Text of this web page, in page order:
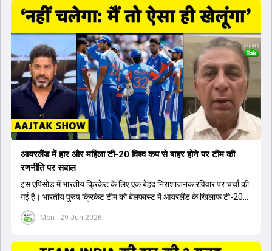
बढ़ा. मैच के बाद कप्तान ने पिच का सही आकलन न कर पाने की बात स्वीकार की.
इस चर्चा में टीम प्रबंधन के फैसलों, लगातार बदलावों, डॉट गेंदों और नए खिलाड़ियों
को मौका न देने पर विश्लेषण किया गया है. इसके साथ ही, लॉर्ड्स में 170 रन डिफेंड
करने में नाकाम रहने के बाद भारतीय महिला टीम भी टी20 वर्ल्ड कप से बाहर हो गई
है. खेल विशेषज्ञ अब इंग्लैंड के खिलाफ आगामी सीरीज के लिए टीम में बदलाव और
रणनीतिक सुधार की मांग कर रहे हैं.
Mon - 29 Jun 2026
आयरलैंड में हार और महिला टी-20 विश्व कप से बाहर होने पर टीम की
रणनीति पर सवाल
इस एपिसोड में भारतीय क्रिकेट के लिए एक बेहद निराशाजनक रविवार पर चर्चा की
गई है। भारतीय पुरुष क्रिकेट टीम को बेलफास्ट में आयरलैंड के खिलाफ टी-20
सीरीज में हार का सामना करना पड़ा है। लक्ष्य का पीछा करते हुए भारतीय टीम एक
रन से मैच हार गई। पहले ही ओवर में लगातार विकेट गिरने और बल्लेबाजों के खराब
खेले गए महिला टी-20 वर्ल्ड कप मुकाबले में भारतीय महिला टीम को ऑस्ट्रेलिया के